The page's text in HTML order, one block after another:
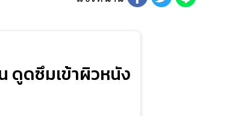
ดูดซึมเข้าผิวหนัง